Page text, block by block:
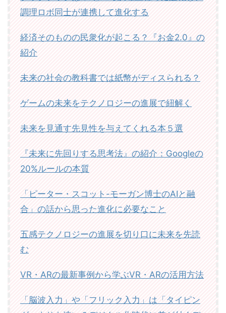
調理ロボ同士が連携して進化する
経済そのものの民衆化が起こる？『お金2.0』の
紹介
未来の社会の教科書では紙幣がディスられる？
ゲームの未来をテクノロジーの進展で紐解く
未来を見通す先見性を与えてくれる本５選
『未来に先回りする思考法』の紹介：Googleの
20%ルールの本質
「ピーター・スコット-モーガン博士のAIと融
合」の話から思った進化に必要なこと
五感テクノロジーの進展を切り口に未来を先読
む
VR・ARの最新事例から学ぶVR・ARの活用方法
「脳波入力」や「フリック入力」は「タイピン